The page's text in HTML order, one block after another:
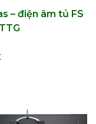
– điện âm tủ FS